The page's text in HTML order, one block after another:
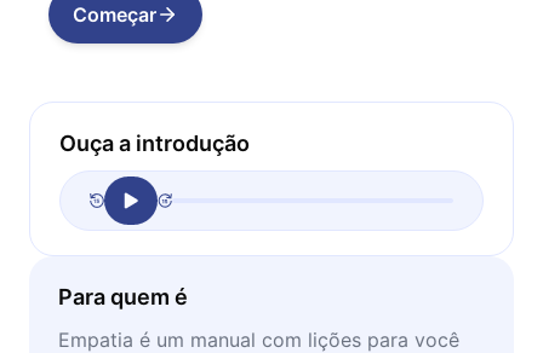
Começar
Ouça a introdução
Para quem é
​Empatia é um manual com lições para você